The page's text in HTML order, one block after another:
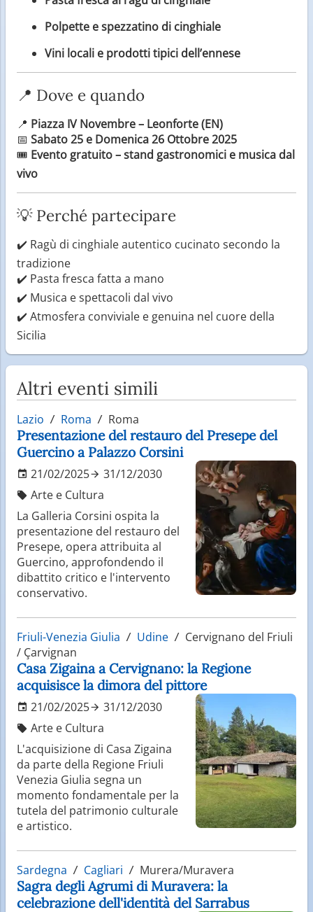
Polpette e spezzatino di cinghiale
Vini locali e prodotti tipici dell’ennese
📍 Dove e quando
📍 Piazza IV Novembre – Leonforte (EN)
📅 Sabato 25 e Domenica 26 Ottobre 2025
🎟️ Evento gratuito – stand gastronomici e musica dal
vivo
💡 Perché partecipare
✔️ Ragù di cinghiale autentico cucinato secondo la
tradizione
✔️ Pasta fresca fatta a mano
✔️ Musica e spettacoli dal vivo
✔️ Atmosfera conviviale e genuina nel cuore della
Sicilia
Altri eventi simili
Lazio Roma Roma
Presentazione del restauro del Presepe del
Guercino a Palazzo Corsini
21/02/2025
31/12/2030
Arte e Cultura
La Galleria Corsini ospita la
presentazione del restauro del
Presepe, opera attribuita al
Guercino, approfondendo il
dibattito critico e l'intervento
conservativo.
Friuli-Venezia Giulia Udine
Cervignano del Friuli
/ Çarvignan
Casa Zigaina a Cervignano: la Regione
acquisisce la dimora del pittore
21/02/2025
31/12/2030
Arte e Cultura
L'acquisizione di Casa Zigaina
da parte della Regione Friuli
Venezia Giulia segna un
momento fondamentale per la
tutela del patrimonio culturale
e artistico.
Sardegna Cagliari Murera/Muravera
Sagra degli Agrumi di Muravera: la
celebrazione dell'identità del Sarrabus